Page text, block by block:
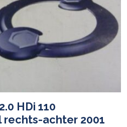
HDi 110
achter 2001